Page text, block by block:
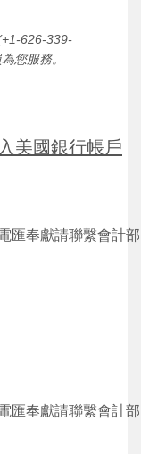
626-339-
您服務。
入美國銀行帳戶
匯奉獻請聯繫會計部
匯奉獻請聯繫會計部